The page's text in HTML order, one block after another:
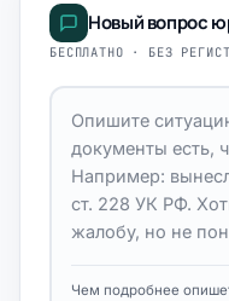
Новый вопрос
БЕСПЛАТНО · БЕЗ
Чем подробнее